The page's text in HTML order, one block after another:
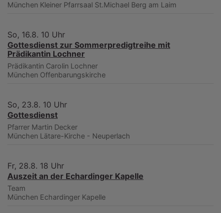
München Kleiner Pfarrsaal St.Michael Berg am Laim
So, 16.8. 10 Uhr
Gottesdienst zur Sommerpredigtreihe mit
Prädikantin Lochner
Prädikantin Carolin Lochner
München Offenbarungskirche
So, 23.8. 10 Uhr
Gottesdienst
Pfarrer Martin Decker
München Lätare-Kirche - Neuperlach
Fr, 28.8. 18 Uhr
Auszeit an der Echardinger Kapelle
Team
München Echardinger Kapelle